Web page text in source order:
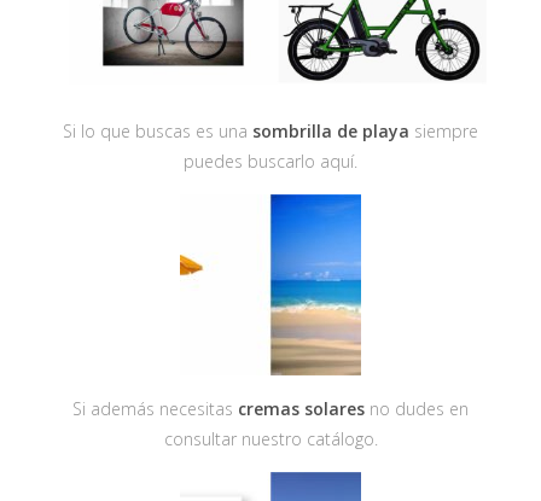
Si lo que buscas es una sombrilla de playa siempre
puedes buscarlo aquí.
Si además necesitas cremas solares no dudes en
consultar nuestro catálogo.